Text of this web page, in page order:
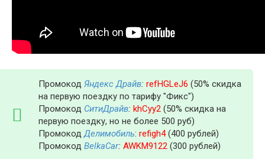
Промокод Яндекс Драйв: refHGLeJ6 (50% скидка
на первую поездку по тарифу "Фикс")
Промокод СитиДрайв: khCyy2 (50% скидка на
первую поездку, но не более 500 руб)
ПромокодДелимобиль: refigh4(400 рублей)
Промокод BelkaCar: AWKM9122 (300 рублей)